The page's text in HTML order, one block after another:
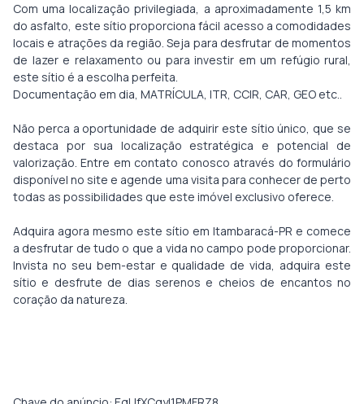
Com uma localização privilegiada, a aproximadamente 1,5 km
do asfalto, este sítio proporciona fácil acesso a comodidades
locais e atrações da região. Seja para desfrutar de momentos
de lazer e relaxamento ou para investir em um refúgio rural,
este sítio é a escolha perfeita.
Documentação em dia, MATRÍCULA, ITR, CCIR, CAR, GEO etc..
Não perca a oportunidade de adquirir este sítio único, que se
destaca por sua localização estratégica e potencial de
valorização. Entre em contato conosco através do formulário
disponível no site e agende uma visita para conhecer de perto
todas as possibilidades que este imóvel exclusivo oferece.
Adquira agora mesmo este sítio em Itambaracá-PR e comece
a desfrutar de tudo o que a vida no campo pode proporcionar.
Invista no seu bem-estar e qualidade de vida, adquira este
sítio e desfrute de dias serenos e cheios de encantos no
coração da natureza.